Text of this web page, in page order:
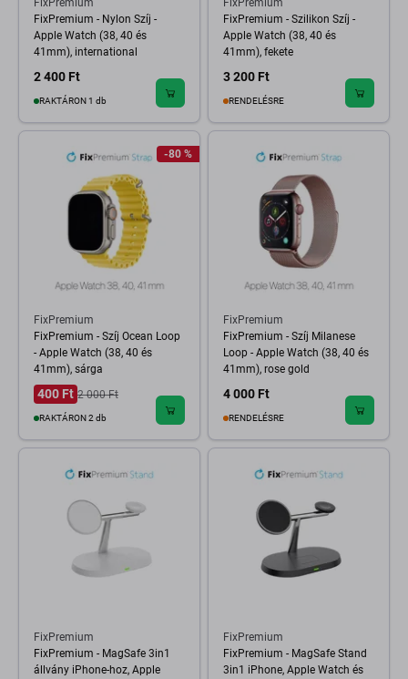
FixPremium
FixPremium - Nylon Szíj -
Apple Watch (38, 40 és
41mm), international
2 400 Ft
RAKTÁRON 1 db
FixPremium
FixPremium - Szilikon Szíj -
Apple Watch (38, 40 és
41mm), fekete
3 200 Ft
RENDELÉSRE
-80 %
FixPremium
FixPremium - Szíj Ocean Loop
- Apple Watch (38, 40 és
41mm), sárga
400 Ft 2 000 Ft
RAKTÁRON 2 db
FixPremium
FixPremium - Szíj Milanese
Loop - Apple Watch (38, 40 és
41mm), rose gold
4 000 Ft
RENDELÉSRE
FixPremium
FixPremium - MagSafe 3in1
állvány iPhone-hoz, Apple
FixPremium
FixPremium - MagSafe Stand
3in1 iPhone, Apple Watch és